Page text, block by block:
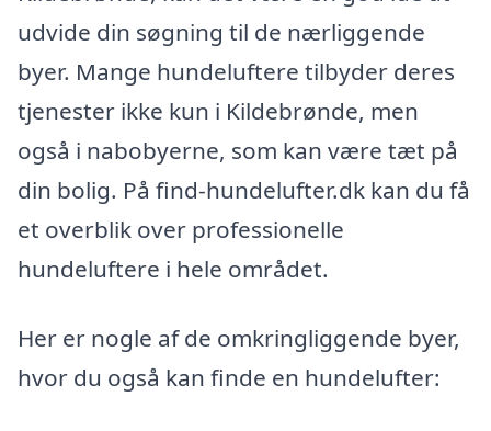
udvide din søgning til de nærliggende
byer. Mange hundeluftere tilbyder deres
tjenester ikke kun i Kildebrønde, men
også i nabobyerne, som kan være tæt på
din bolig. På find-hundelufter.dk kan du få
et overblik over professionelle
hundeluftere i hele området.
Her er nogle af de omkringliggende byer,
hvor du også kan finde en hundelufter: